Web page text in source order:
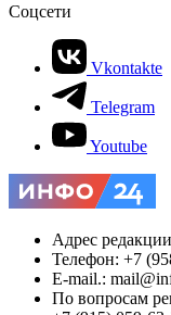
Соцсети
Vkontakte
Telegram
Youtube
Адрес
Телефон: +7
E-mail.:
По вопросам